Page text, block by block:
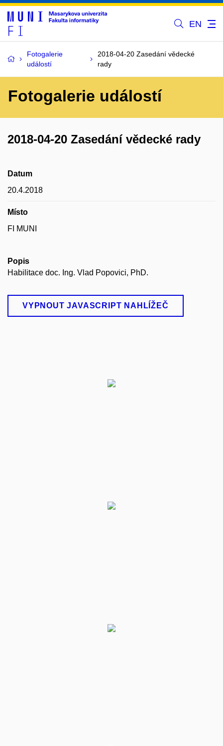
EN
Fotogalerie
událostí
2018-04-20 Zasedání vědecké
rady
Fotogalerie událostí
2018-04-20 Zasedání vědecké rady
Datum
20.4.2018
Místo
FI MUNI
Popis
Habilitace doc. Ing. Vlad Popovici, PhD.
VYPNOUT JAVASCRIPT NAHLÍŽEČ